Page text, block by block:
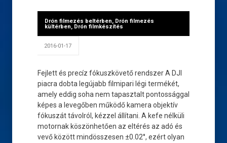
Drón filmezés beltérben, Drón filmezés
kültérben, Drón filmkészítés
2016-01-17
Fejlett és precíz fókuszkövető rendszer A DJI
piacra dobta legújabb filmipari légi termékét,
amely eddig soha nem tapasztalt pontossággal
képes a levegőben működő kamera objektív
fókuszát távolról, kézzel állítani. A kefe nélküli
motornak köszönhetően az eltérés az adó és
vevő között mindösszesen ±0.02°, ezért olyan